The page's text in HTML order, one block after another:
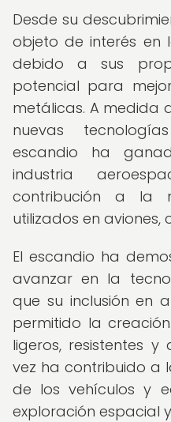
Desde su
objeto de interés en
debido a sus
potencial para
metálicas. A medida
nuevas
escandio ha
industria
contribución a la
utilizados en aviones,
El escandio ha
avanzar en la
que su inclusión en
permitido la
ligeros, resistentes
vez ha contribuido a
de los vehículos y
exploración espacial